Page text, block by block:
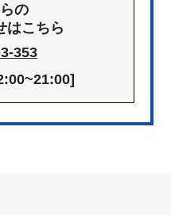
の
はこちら
353